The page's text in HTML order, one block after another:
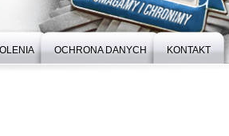
OCHRONA DANYCH KONTAKT